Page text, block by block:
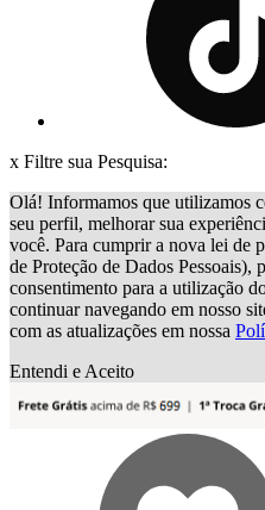
x Filtre sua Pesquisa:
Olá! Informamos que utilizamos
seu perfil, melhorar sua
você. Para cumprir a nova lei de
de Proteção de Dados Pessoais),
consentimento para a utilização
continuar navegando em nosso
com as atualizações em nossa
Entendi e Aceito